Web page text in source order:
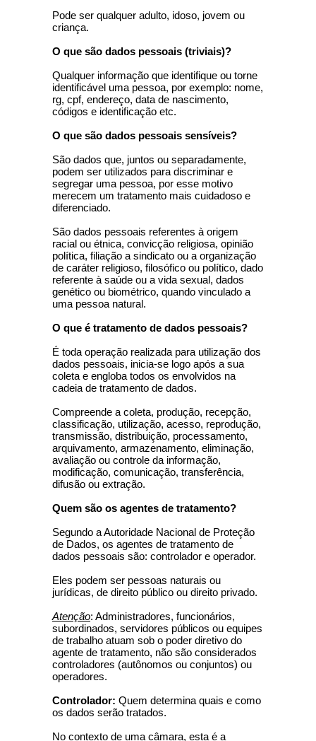
Pode ser qualquer adulto, idoso, jovem ou
criança.
O que são dados pessoais (triviais)?
Qualquer informação que identifique ou torne
identificável uma pessoa, por exemplo: nome,
rg, cpf, endereço, data de nascimento,
códigos e identificação etc.
O que são dados pessoais sensíveis?
São dados que, juntos ou separadamente,
podem ser utilizados para discriminar e
segregar uma pessoa, por esse motivo
merecem um tratamento mais cuidadoso e
diferenciado.
São dados pessoais referentes à origem
racial ou étnica, convicção religiosa, opinião
política, filiação a sindicato ou a organização
de caráter religioso, filosófico ou político, dado
referente à saúde ou a vida sexual, dados
genético ou biométrico, quando vinculado a
uma pessoa natural.
O que é tratamento de dados pessoais?
É toda operação realizada para utilização dos
dados pessoais, inicia-se logo após a sua
coleta e engloba todos os envolvidos na
cadeia de tratamento de dados.
Compreende a coleta, produção, recepção,
classificação, utilização, acesso, reprodução,
transmissão, distribuição, processamento,
arquivamento, armazenamento, eliminação,
avaliação ou controle da informação,
modificação, comunicação, transferência,
difusão ou extração.
Quem são os agentes de tratamento?
Segundo a Autoridade Nacional de Proteção
de Dados, os agentes de tratamento de
dados pessoais são: controlador e operador.
Eles podem ser pessoas naturais ou
jurídicas, de direito público ou direito privado.
Atenção: Administradores, funcionários,
subordinados, servidores públicos ou equipes
de trabalho atuam sob o poder diretivo do
agente de tratamento, não são considerados
controladores (autônomos ou conjuntos) ou
operadores.
Controlador: Quem determina quais e como
os dados serão tratados.
No contexto de uma câmara, esta é a